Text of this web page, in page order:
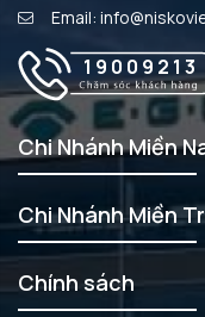
Email:
19009213
Chi Nhánh Miền
Chi Nhánh Miền
Chính sách